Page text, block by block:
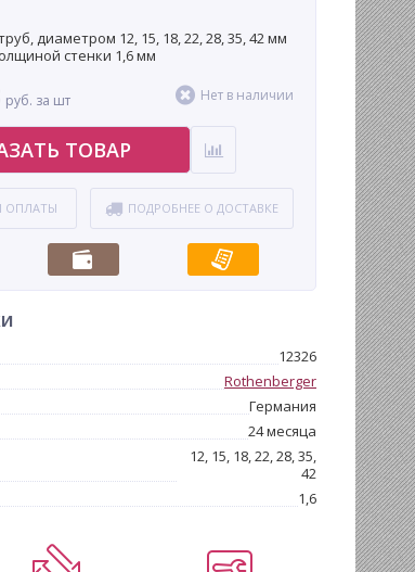
диаметром 12, 15, 18, 22, 28, 35, 42 мм
стенки 1,6 мм
руб. за шт Нет в наличии
ТОВАР
ОПЛАТЫ ПОДРОБНЕЕ О ДОСТАВКЕ
12326
Rothenberger
Германия
24 месяца
12, 15, 18, 22, 28, 35,
42
1,6